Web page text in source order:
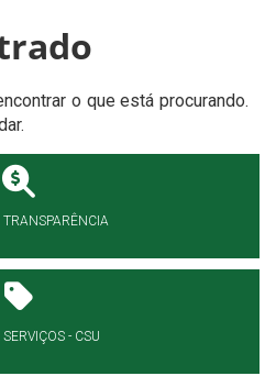
o que está procurando.
TRANSPARÊNCIA
- CSU